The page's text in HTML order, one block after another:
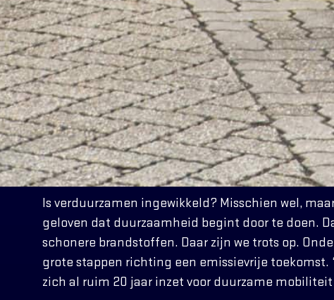
Is verduurzamen ingewikkeld? Misschien wel,
geloven dat duurzaamheid begint door te doen.
schonere brandstoffen. Daar zijn we trots op.
grote stappen richting een emissievrije toekomst.
zich al ruim 20 jaar inzet voor duurzame